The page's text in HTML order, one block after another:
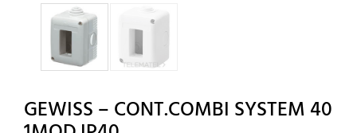
GEWISS – CONT.COMBI SYSTEM 40